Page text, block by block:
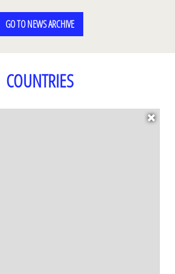
GO TO NEWS ARCHIVE
COUNTRIES